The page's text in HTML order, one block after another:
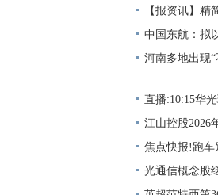
上市的提示性
【报资讯】
息通信行业将
中国东航：拟
本|即时焦点
河南多地出现
直播:10:15华
江山控股2026
焦点快报!跑车
天跑了5800，
光通信概念股